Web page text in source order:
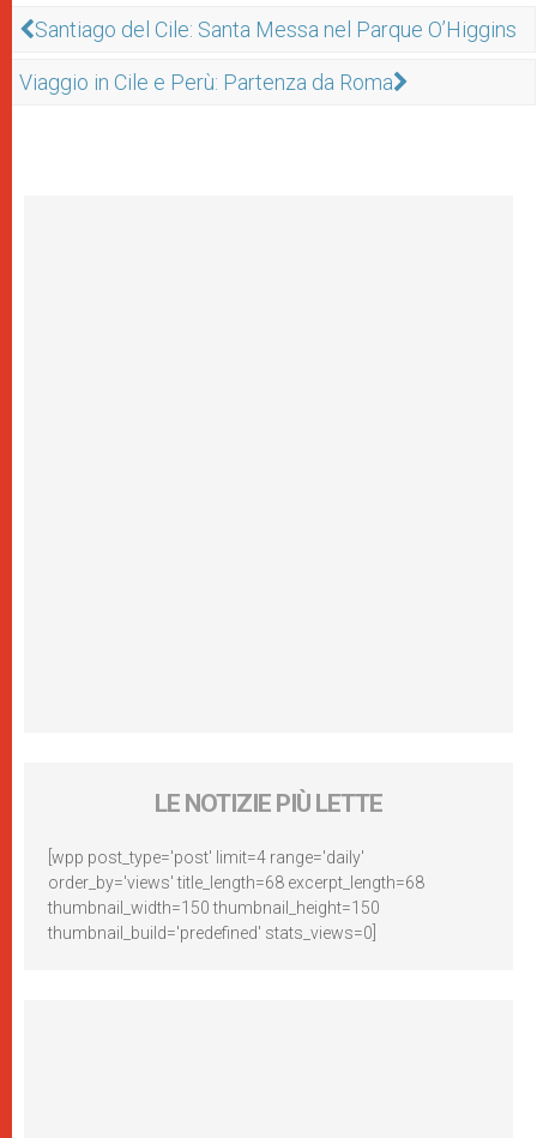
Santiago del Cile: Santa Messa nel Parque O’Higgins
Viaggio in Cile e Perù: Partenza da Roma
LE NOTIZIE PIÙ LETTE
[wpp post_type='post' limit=4 range='daily'
order_by='views' title_length=68 excerpt_length=68
thumbnail_width=150 thumbnail_height=150
thumbnail_build='predefined' stats_views=0]